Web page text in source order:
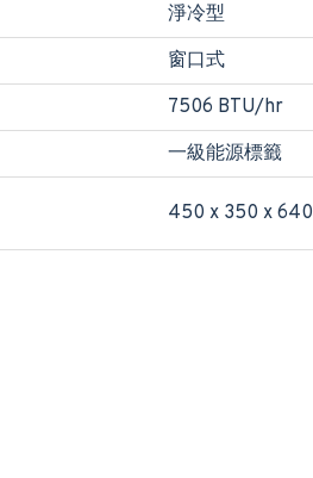
淨冷型
窗口式
7506 BTU/hr
一級能源標籤
450 x 350 x 640